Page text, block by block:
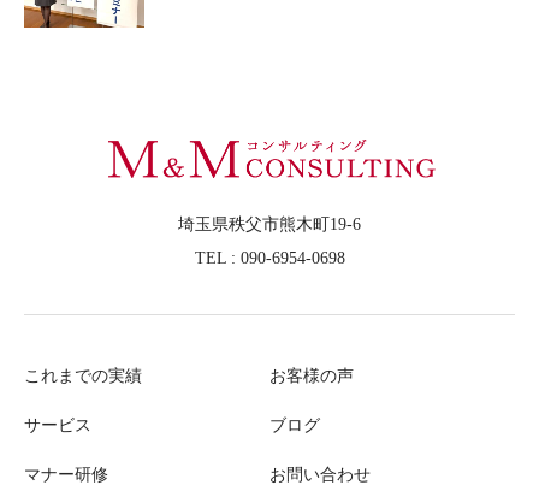
埼玉県秩父市熊木町19-6
TEL : 090-6954-0698
これまでの実績
サービス
マナー研修
お客様の声
ブログ
お問い合わせ